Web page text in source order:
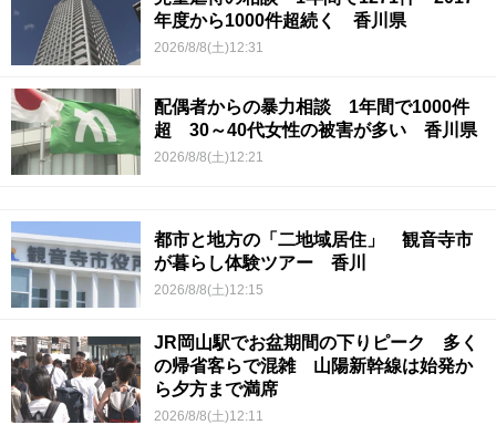
年度から1000件超続く 香川県
2026/8/8(土)12:31
配偶者からの暴力相談 1年間で1000件
超 30～40代女性の被害が多い 香川県
2026/8/8(土)12:21
都市と地方の「二地域居住」 観音寺市
が暮らし体験ツアー 香川
2026/8/8(土)12:15
JR岡山駅でお盆期間の下りピーク 多く
の帰省客らで混雑 山陽新幹線は始発か
ら夕方まで満席
2026/8/8(土)12:11